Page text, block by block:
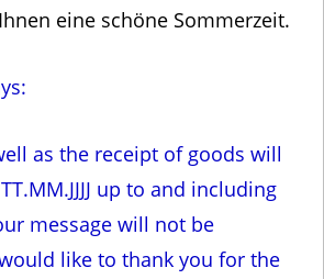
eine schöne Sommerzeit.
as the receipt of goods will
up to and including
message will not be
like to thank you for the